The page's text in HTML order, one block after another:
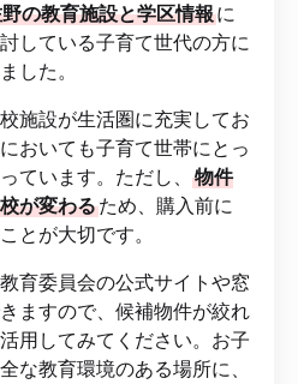
の教育施設と学区情報に
している子育て世代の方に
した。
施設が生活圏に充実してお
おいても子育て世帯にとっ
ています。ただし、
物件
が変わるため、購入前に
とが大切です。
育委員会の公式サイトや窓
ますので、候補物件が絞れ
用してみてください。お子
な教育環境のある場所に、